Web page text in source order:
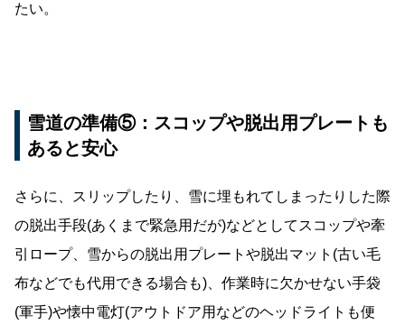
たい。
雪道の準備⑤：スコップや脱出用プレートも
あると安心
さらに、スリップしたり、雪に埋もれてしまったりした際
の脱出手段(あくまで緊急用だが)などとしてスコップや牽
引ロープ、雪からの脱出用プレートや脱出マット(古い毛
布などでも代用できる場合も)、作業時に欠かせない手袋
(軍手)や懐中電灯(アウトドア用などのヘッドライトも便